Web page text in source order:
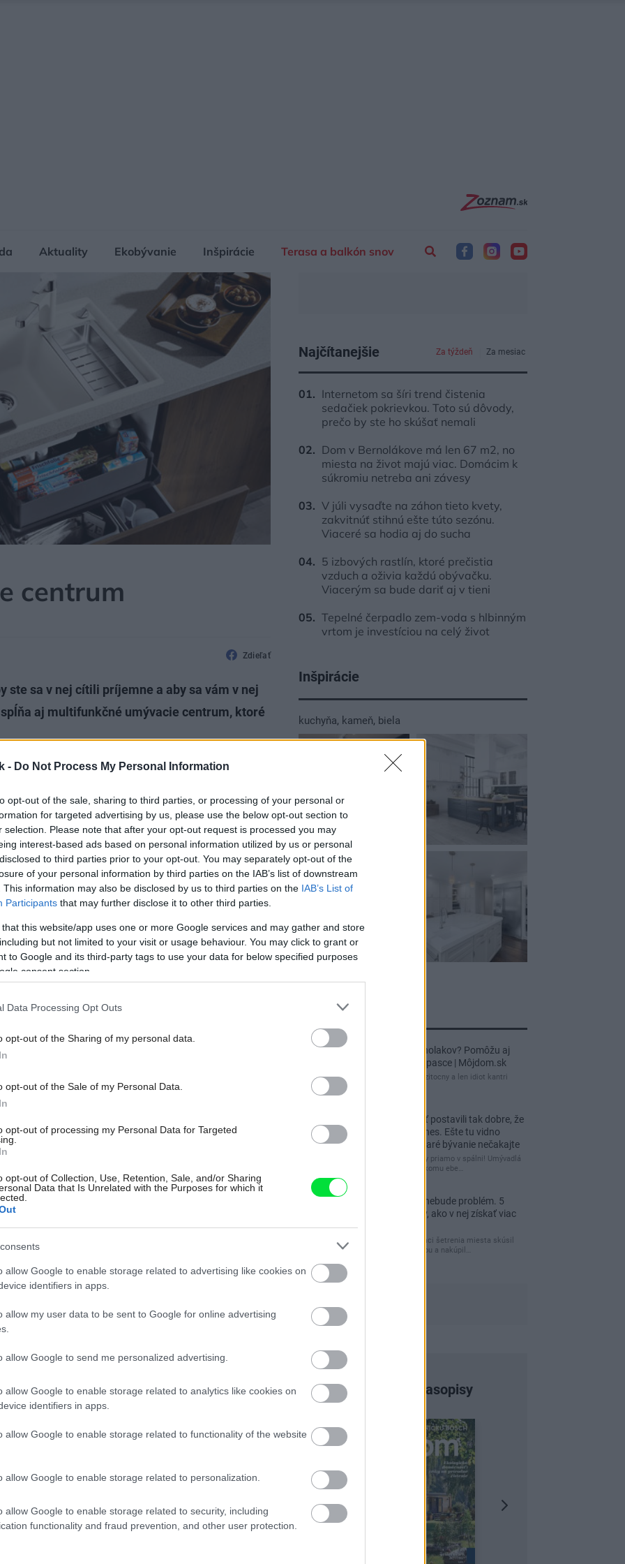
- Do Not Process My Personal Information
opt-out of the sale, sharing to third parties, or processing of your personal or
for targeted advertising by us, please use the below opt-out section to
selection. Please note that after your opt-out request is processed you may
interest-based ads based on personal information utilized by us or personal
to third parties prior to your opt-out. You may separately opt-out of the
of your personal information by third parties on the IAB’s list of downstream
This information may also be disclosed by us to third parties on the IAB’s List of
Participants that may further disclose it to other third parties.
that this website/app uses one or more Google services and may gather and store
but not limited to your visit or usage behaviour. You may click to grant or
to Google and its third-party tags to use your data for below specified purposes
consent section.
Data Processing Opt Outs
opt-out of the Sharing of my personal data.
opt-out of the Sale of my Personal Data.
opt-out of processing my Personal Data for Targeted
opt-out of Collection, Use, Retention, Sale, and/or Sharing
Data that Is Unrelated with the Purposes for which it
allow Google to enable storage related to advertising like cookies on
identifiers in apps.
allow my user data to be sent to Google for online advertising
allow Google to send me personalized advertising.
allow Google to enable storage related to analytics like cookies on
identifiers in apps.
allow Google to enable storage related to functionality of the website
allow Google to enable storage related to personalization.
allow Google to enable storage related to security, including
functionality and fraud prevention, and other user protection.
Aktuality Ekobývanie Inšpirácie Terasa a balkón snov
centrum
Zdieľať
ste sa v nej cítili príjemne a aby sa vám v nej
aj multifunkčné umývacie centrum, ktoré
nádob na triedený odpad, ktoré na
činnosti v kuchyni. Batéria môže
uľahčuje umývanie mäsa, zeleniny aj
naplniť aj vysokú vázu či
doske. Praktickou novinkou sú
II. Obsahuje až 80 % žuly, čo zaručuje
zdravotne neškodný, farebne stály
neusádza vodný kameň a netvoria
pod drezom, takže zvyšky po čistení
najkratšou cestou.
Zdieľať článok
Najčítanejšie Za týždeň Za mesiac
Internetom sa šíri trend čistenia
sedačiek pokrievkou. Toto sú dôvody,
prečo by ste ho skúšať nemali
Dom v Bernolákove má len 67 m2, no
miesta na život majú viac. Domácim k
súkromiu netreba ani závesy
V júli vysaďte na záhon tieto kvety,
zakvitnúť stihnú ešte túto sezónu.
Viaceré sa hodia aj do sucha
5 izbových rastlín, ktoré prečistia
vzduch a oživia každú obývačku.
Viacerým sa bude dariť aj v tieni
Tepelné čerpadlo zem-voda s hlbinným
vrtom je investíciou na celý život
Inšpirácie
kuchyňa, kameň, biela
Najnovšie príspevky
Re: Ako sa zbaviť ucholakov? Pomôžu aj
jednoduché domáce pasce | Môjdom.sk
blbeckovia, "ucholak" je uzitocny a len idiot kantri
uzitocny hmyz
Re: Vidiecku usadlosť postavili tak dobre, že
domáceho chráni i dnes. Ešte tu vidno
kamenné múry, no staré bývanie nečakajte
čakám kedy budú wc misy priamo v spálni! Umývadlá
už sú štandardom! Tu niekomu ebe…
Re: Tesná spálňa už nebude problém. 5
praktických nápadov, ako v nej získať viac
úložného miesta
Ja som pred časom v rámci šetrenia miesta skúsil
využiť priestor pod posteľou a nakúpil…
Najnovšie časopisy